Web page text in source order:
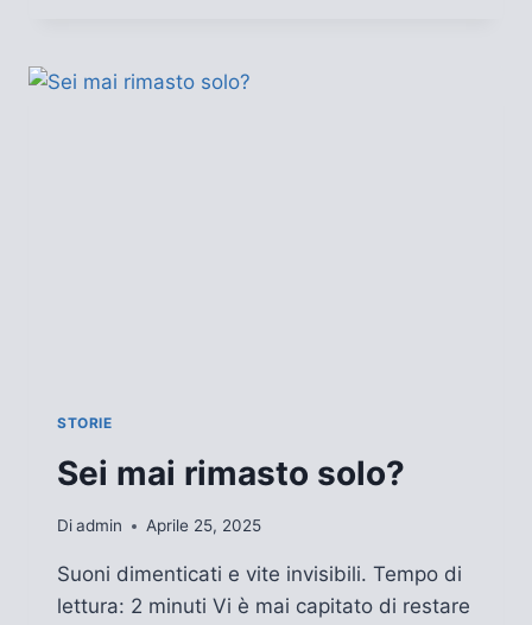
STORIE
Sei mai rimasto solo?
Diadmin Aprile 25, 2025
Suoni dimenticati e vite invisibili. Tempo di
lettura: 2 minuti Vi è mai capitato di restare